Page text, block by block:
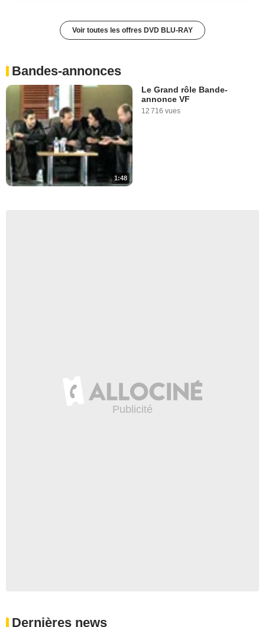
Voir toutes les offres DVD BLU-RAY
Bandes-annonces
1:48
Le Grand rôle Bande-
annonce VF
12 716 vues
Dernières news